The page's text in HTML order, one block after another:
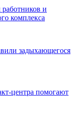
работников и
комплекса
задыхающегося
центра помогают